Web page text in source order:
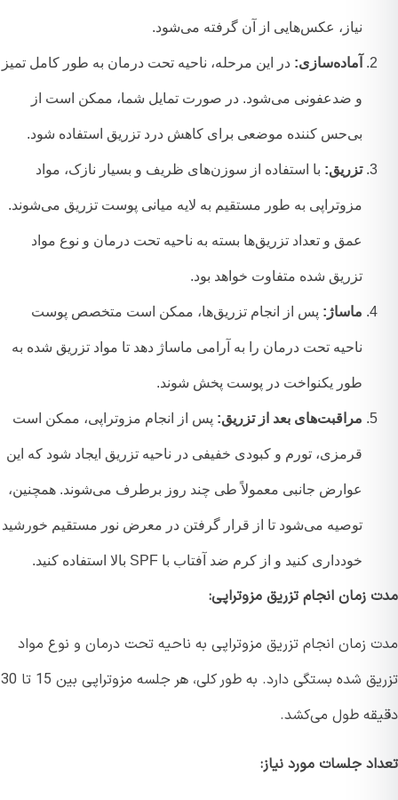
نیاز، عکس‌هایی از آن گرفته می‌شود.
آماده‌سازی: در این مرحله، ناحیه تحت درمان به طور کامل تمیز
و ضدعفونی می‌شود. در صورت تمایل شما، ممکن است از
بی‌حس کننده موضعی برای کاهش درد تزریق استفاده شود.
تزریق:با استفاده از سوزن‌های ظریف و بسیار نازک، مواد
مزوتراپی به طور مستقیم به لایه میانی پوست تزریق می‌شوند.
عمق و تعداد تزریق‌ها بسته به ناحیه تحت درمان و نوع مواد
تزریق شده متفاوت خواهد بود.
ماساژ:پس از انجام تزریق‌ها، ممکن است متخصص پوست
ناحیه تحت درمان را به آرامی ماساژ دهد تا مواد تزریق شده به
طور یکنواخت در پوست پخش شوند.
مراقبت‌های بعد از تزریق:پس از انجام مزوتراپی، ممکن است
قرمزی، تورم و کبودی خفیفی در ناحیه تزریق ایجاد شود که این
عوارض جانبی معمولاً طی چند روز برطرف می‌شوند. همچنین،
توصیه می‌شود تا از قرار گرفتن در معرض نور مستقیم خورشید
خودداری کنید و از کرم ضد آفتاب با SPF بالا استفاده کنید.
زمان انجام تزریق مزوتراپی:
زمان انجام تزریق مزوتراپی به ناحیه تحت درمان و نوع مواد
تزریق شده بستگی دارد. به طور کلی، هر جلسه مزوتراپی بین 15 تا 30
طول می‌کشد.
جلسات مورد نیاز: